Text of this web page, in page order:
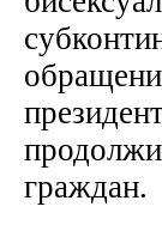
граждан.